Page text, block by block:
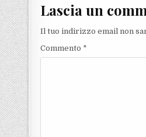
Lascia un
Il tuo indirizzo email non
Commento *